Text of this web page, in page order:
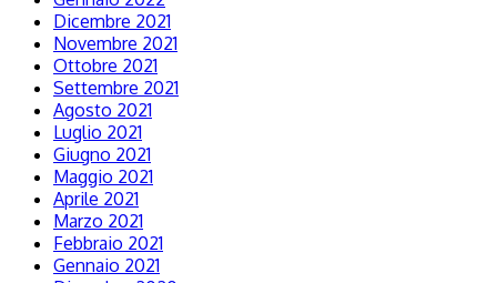
Dicembre 2021
Novembre 2021
Ottobre 2021
Settembre 2021
Agosto 2021
Luglio 2021
Giugno 2021
Maggio 2021
Aprile 2021
Marzo 2021
Febbraio 2021
Gennaio 2021